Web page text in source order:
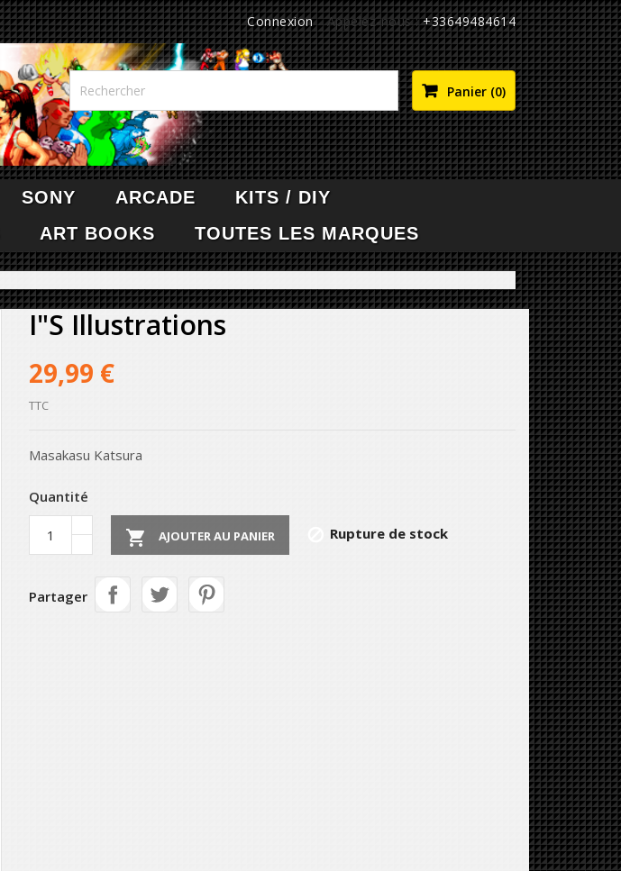
Connexion Appelez-nous :+33649484614
Panier (0)
SONY ARCADE
KITS / DIY
ART BOOKS TOUTES LES MARQUES
I"S Illustrations
29,99 €
TTC
Masakasu Katsura
Quantité
 AJOUTER AU PANIER Rupture de stock
Partager